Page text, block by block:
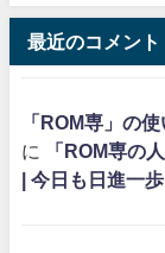
最近のコメント
「ROM専」の
に
「ROM専の
| 今日も日進一歩